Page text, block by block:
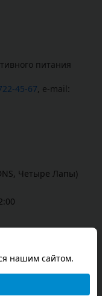
питания
45-67, e-mail:
Четыре Лапы)
Перекрёсток)
нашим сайтом.